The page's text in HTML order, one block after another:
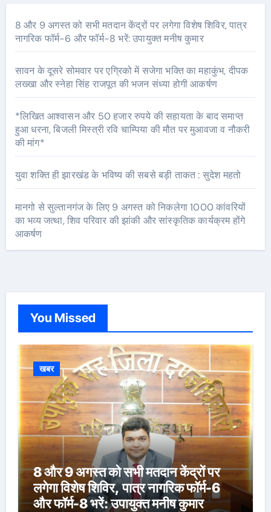
8 और 9 अगस्त को सभी मतदान केंद्रों पर लगेगा विशेष शिविर, पात्र
नागरिक फॉर्म-6 और फॉर्म-8 भरें: उपायुक्त मनीष कुमार
सावन के दूसरे सोमवार पर एग्रिको में सजेगा भक्ति का महाकुंभ, दीपक
लख्खा और स्नेहा सिंह राजपूत की भजन संध्या होगी आकर्षण
*लिखित आश्वासन और 50 हजार रुपये की सहायता के बाद समाप्त
हुआ धरना, बिजली मिस्त्री रवि चाम्पिया की मौत पर मुआवजा व नौकरी
की मांग*
युवा शक्ति ही झारखंड के भविष्य की सबसे बड़ी ताकत : सुदेश महतो
मानगो से सुल्तानगंज के लिए 9 अगस्त को निकलेगा 1000 कांवरियों
का भव्य जत्था, शिव परिवार की झांकी और सांस्कृतिक कार्यक्रम होंगे
आकर्षण
You Missed
खबर
8 और 9 अगस्त को सभी मतदान केंद्रों पर
लगेगा विशेष शिविर, पात्र नागरिक फॉर्म-6
और फॉर्म-8 भरें: उपायुक्त मनीष कुमार